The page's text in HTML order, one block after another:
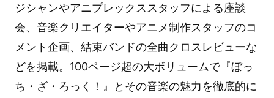
ジシャンやアニプレックススタッフによる座談
会、音楽クリエイターやアニメ制作スタッフのコ
メント企画、結束バンドの全曲クロスレビューな
どを掲載。100ページ超の大ボリュームで『ぼっ
ち・ざ・ろっく！』とその音楽の魅力を徹底的に